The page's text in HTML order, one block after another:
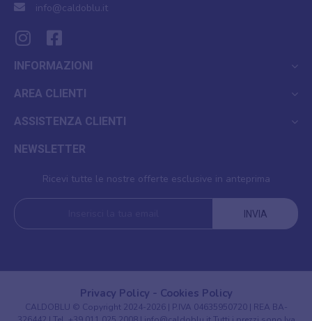
info@caldoblu.it
INFORMAZIONI
AREA CLIENTI
ASSISTENZA CLIENTI
NEWSLETTER
Ricevi tutte le nostre offerte esclusive in anteprima
INVIA
Privacy Policy - Cookies Policy
CALDOBLU © Copyright 2024-2026 | P.IVA 04635950720 | REA BA-